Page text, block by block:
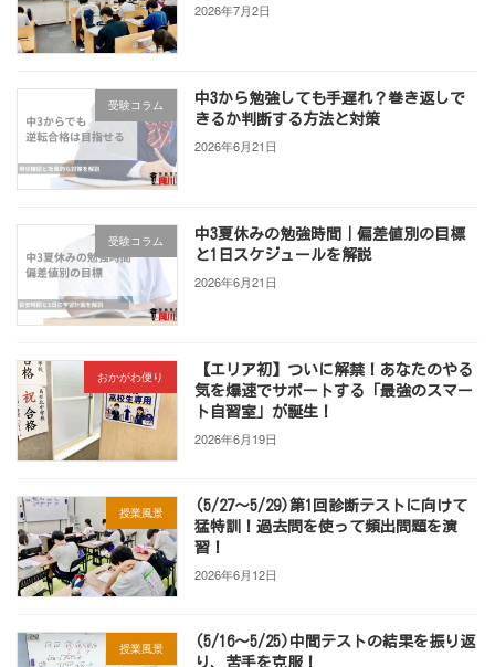
2026年7月2日
受験コラム
中3から勉強しても手遅れ？巻き返しで
きるか判断する方法と対策
2026年6月21日
受験コラム
中3夏休みの勉強時間｜偏差値別の目標
と1日スケジュールを解説
2026年6月21日
おかがわ便り
【エリア初】ついに解禁！あなたのやる
気を爆速でサポートする「最強のスマー
ト自習室」が誕生！
2026年6月19日
授業風景
(5/27～5/29)第1回診断テストに向けて
猛特訓！過去問を使って頻出問題を演
習！
2026年6月12日
授業風景
(5/16～5/25)中間テストの結果を振り返
り、苦手を克服！